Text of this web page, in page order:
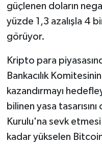
güçlenen doların
yüzde 1,3 azalışla 4
görüyor.
Kripto para
Bankacılık
kazandırmayı
bilinen yasa
Kurulu'na sevk
kadar yükselen